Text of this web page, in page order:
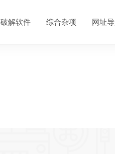
破解软件 综合杂项 网址